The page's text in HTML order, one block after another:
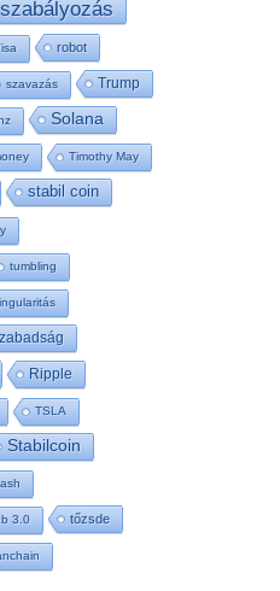
szabályozás
robot
szavazás Trump
Solana
Timothy May
stabil coin
tumbling
Ripple
TSLA
Stabilcoin
3.0 tőzsde